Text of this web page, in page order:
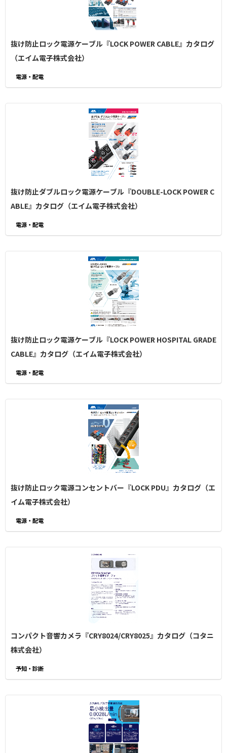
抜け防止ロック電源ケーブル『LOCK POWER CABLE』カタログ
（エイム電子株式会社）
電源・配電
抜け防止ダブルロック電源ケーブル『DOUBLE-LOCK POWER C
ABLE』カタログ（エイム電子株式会社）
電源・配電
抜け防止ロック電源ケーブル『LOCK POWER HOSPITAL GRADE
CABLE』カタログ（エイム電子株式会社）
電源・配電
抜け防止ロック電源コンセントバー『LOCK PDU』カタログ（エ
イム電子株式会社）
電源・配電
コンパクト音響カメラ『CRY8024/CRY8025』カタログ（コタニ
株式会社）
予知・診断